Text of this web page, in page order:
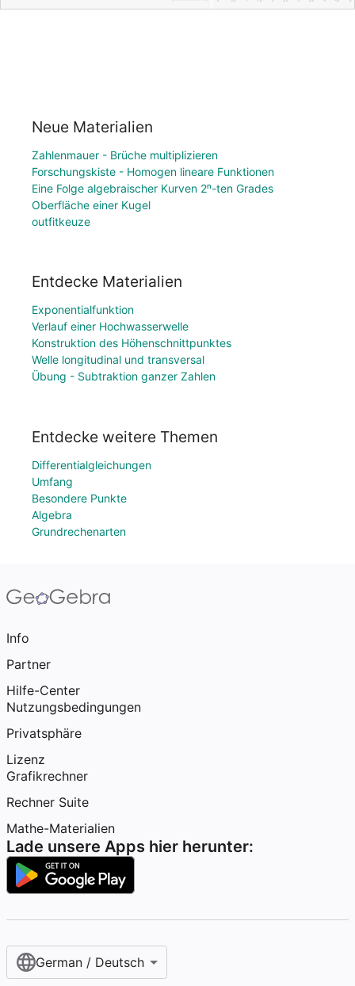
Neue Materialien
Zahlenmauer - Brüche multiplizieren
Forschungskiste - Homogen lineare Funktionen
Eine Folge algebraischer Kurven 2ⁿ-ten Grades
Oberfläche einer Kugel
outfitkeuze
Entdecke Materialien
Exponentialfunktion
Verlauf einer Hochwasserwelle
Konstruktion des Höhenschnittpunktes
Welle longitudinal und transversal
Übung - Subtraktion ganzer Zahlen
Entdecke weitere Themen
Differentialgleichungen
Umfang
Besondere Punkte
Algebra
Grundrechenarten
Info
Partner
Hilfe-Center
Nutzungsbedingungen
Privatsphäre
Lizenz
Grafikrechner
Rechner Suite
Mathe-Materialien
Lade unsere Apps hier herunter:
German / Deutsch